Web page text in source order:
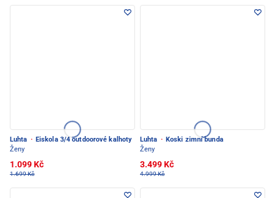
Luhta · Eiskola 3/4 outdoorové kalhoty
Ženy
1.099 Kč
1.699 Kč
Luhta · Koski zimní bunda
Ženy
3.499 Kč
4.999 Kč